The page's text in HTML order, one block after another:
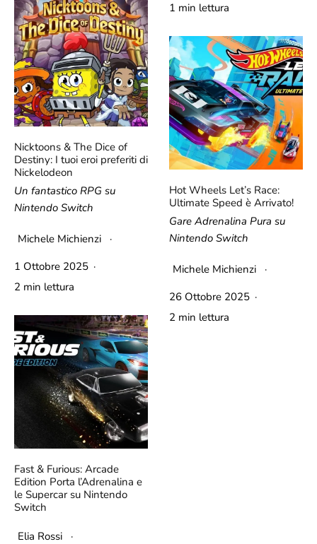
Nicktoons & The Dice of
Destiny: I tuoi eroi preferiti di
Nickelodeon
Un fantastico RPG su
Nintendo Switch
Michele Michienzi
·
1 Ottobre 2025 ·
2 min lettura
Fast & Furious: Arcade
Edition Porta l’Adrenalina e
le Supercar su Nintendo
Switch
Elia Rossi
·
1 min lettura
Hot Wheels Let’s Race:
Ultimate Speed è Arrivato!
Gare Adrenalina Pura su
Nintendo Switch
Michele Michienzi
·
26 Ottobre 2025 ·
2 min lettura